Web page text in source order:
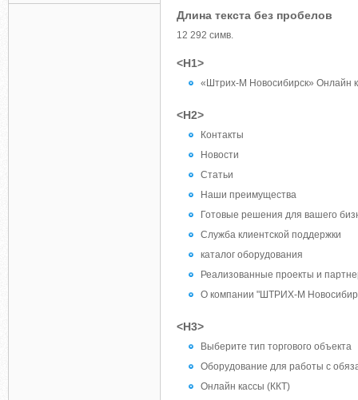
Длина текста без пробелов
12 292 симв.
<H1>
«Штрих-М Новосибирск» Онлайн
<H2>
Контакты
Новости
Статьи
Наши преимущества
Готовые решения для вашего
Служба клиентской поддержки
каталог оборудования
Реализованные проекты и
О компании "ШТРИХ-М
<H3>
Выберите тип торгового объекта
Оборудование для работы с
Онлайн кассы (ККТ)